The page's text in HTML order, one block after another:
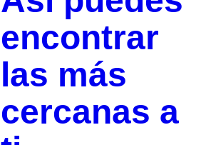
encontrar
las más
cercanas a